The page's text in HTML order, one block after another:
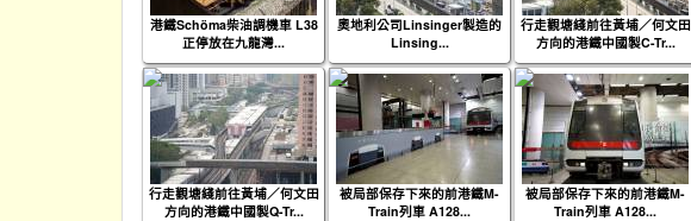
港鐵Schöma柴油調機車 L38
正停放在九龍灣...
奧地利公司Linsinger製造的
Linsing...
行走觀塘綫前往黃埔／何文田
方向的港鐵中國製C-Tr...
行走觀塘綫前往黃埔／何文田
方向的港鐵中國製Q-Tr...
被局部保存下來的前港鐵M-
Train列車 A128...
被局部保存下來的前港鐵M-
Train列車 A128...